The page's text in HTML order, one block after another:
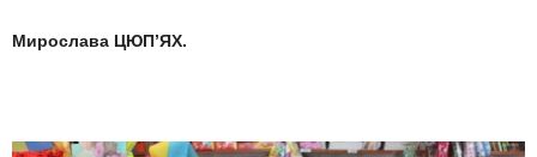
Мирослава ЦЮП’ЯХ.